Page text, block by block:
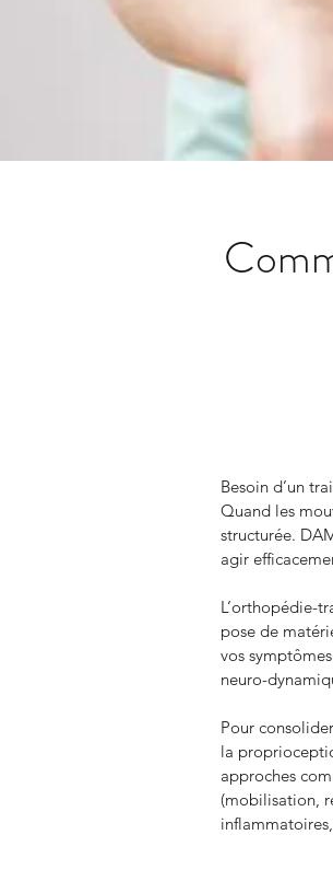
Besoin d’un
Quand les
structurée.
agir
L’orthopédie-
pose de
vos
neuro-
Pour
la
approches
(mobilisation,